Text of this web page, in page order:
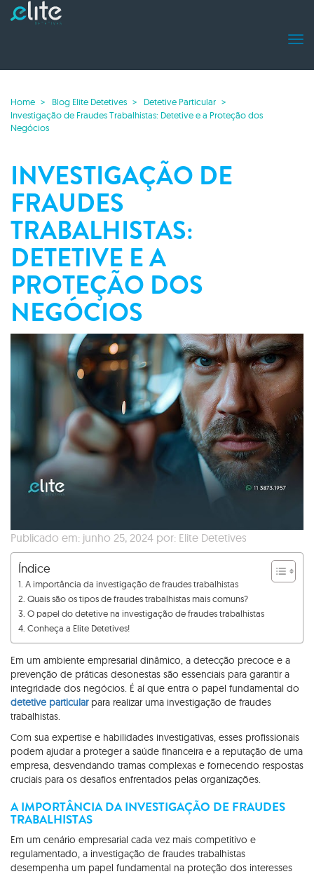
Home Blog Elite Detetives
Detetive Particular
Investigação de Fraudes Trabalhistas: Detetive e a Proteção dos
Negócios
INVESTIGAÇÃO DE
FRAUDES
TRABALHISTAS:
DETETIVE E A
PROTEÇÃO DOS
NEGÓCIOS
Publicado em: junho 25, 2024 por: Elite Detetives
Índice
A importância da investigação de fraudes trabalhistas
Quais são os tipos de fraudes trabalhistas mais comuns?
O papel do detetive na investigação de fraudes trabalhistas
Conheça a Elite Detetives!
Em um ambiente empresarial dinâmico, a detecção precoce e a
prevenção de práticas desonestas são essenciais para garantir a
integridade dos negócios. É aí que entra o papel fundamental do
detetive particularpara realizar uma investigação de fraudes
trabalhistas.
Com sua expertise e habilidades investigativas, esses profissionais
podem ajudar a proteger a saúde financeira e a reputação de uma
empresa, desvendando tramas complexas e fornecendo respostas
cruciais para os desafios enfrentados pelas organizações.
A IMPORTÂNCIA DA INVESTIGAÇÃO DE FRAUDES
TRABALHISTAS
Em um cenário empresarial cada vez mais competitivo e
regulamentado, a investigação de fraudes trabalhistas
desempenha um papel fundamental na proteção dos interesses